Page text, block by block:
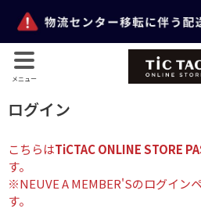
メニュー
ログイン
こちらはTiCTAC ONLINE STORE
す。
※NEUVE A MEMBER'Sのログイン
す。